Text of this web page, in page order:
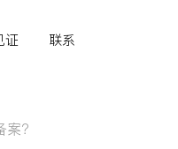
证 联系
？